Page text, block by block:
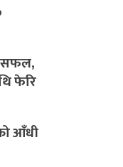
सफल,
फेरि
आँधी